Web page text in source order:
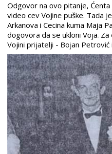
Odgovor na ovo pitanje,
video cev Vojine puške. Tada
Arkanova i Cecina kuma Maja
dogovora da se ukloni Voja.
Vojini prijatelji - Bojan Petrović